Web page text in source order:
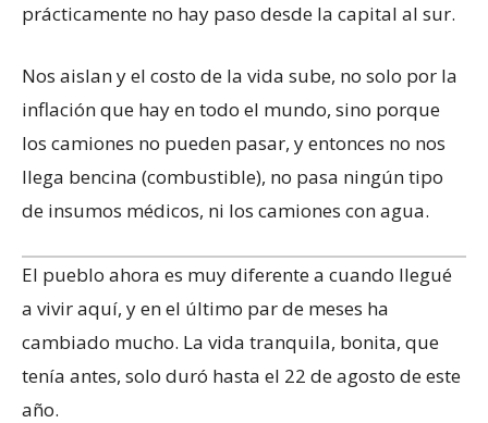
prácticamente no hay paso desde la capital al sur.
Nos aislan y el costo de la vida sube, no solo por la
inflación que hay en todo el mundo, sino porque
los camiones no pueden pasar, y entonces no nos
llega bencina (combustible), no pasa ningún tipo
de insumos médicos, ni los camiones con agua.
El pueblo ahora es muy diferente a cuando llegué
a vivir aquí, y en el último par de meses ha
cambiado mucho. La vida tranquila, bonita, que
tenía antes, solo duró hasta el 22 de agosto de este
año.